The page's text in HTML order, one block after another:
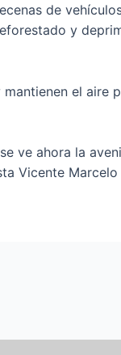
de
y
el aire
ve ahora la
Vicente